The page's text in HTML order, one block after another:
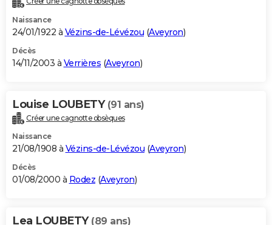
Naissance
24/01/1922 à Vézins-de-Lévézou (Aveyron)
Décès
14/11/2003 à Verrières (Aveyron)
Louise LOUBETY (91 ans)
Créer une cagnotte obsèques
Naissance
21/08/1908 à Vézins-de-Lévézou (Aveyron)
Décès
01/08/2000 à Rodez (Aveyron)
Lea LOUBETY (89 ans)